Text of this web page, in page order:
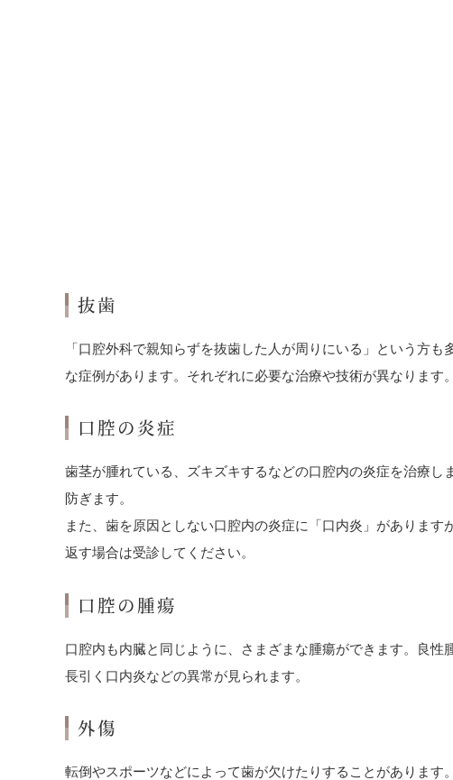
抜歯
「口腔外科で親知らずを抜歯した人が周りにいる」という方
な症例があります。それぞれに必要な治療や技術が異なります
口腔の炎症
歯茎が腫れている、ズキズキするなどの口腔内の炎症を治療
防ぎます。
また、歯を原因としない口腔内の炎症に「口内炎」がありま
返す場合は受診してください。
口腔の腫瘍
口腔内も内臓と同じように、さまざまな腫瘍ができます。良
長引く口内炎などの異常が見られます。
外傷
転倒やスポーツなどによって歯が欠けたりすることがあります。